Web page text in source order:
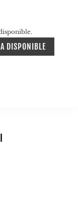
DISPONIBLE